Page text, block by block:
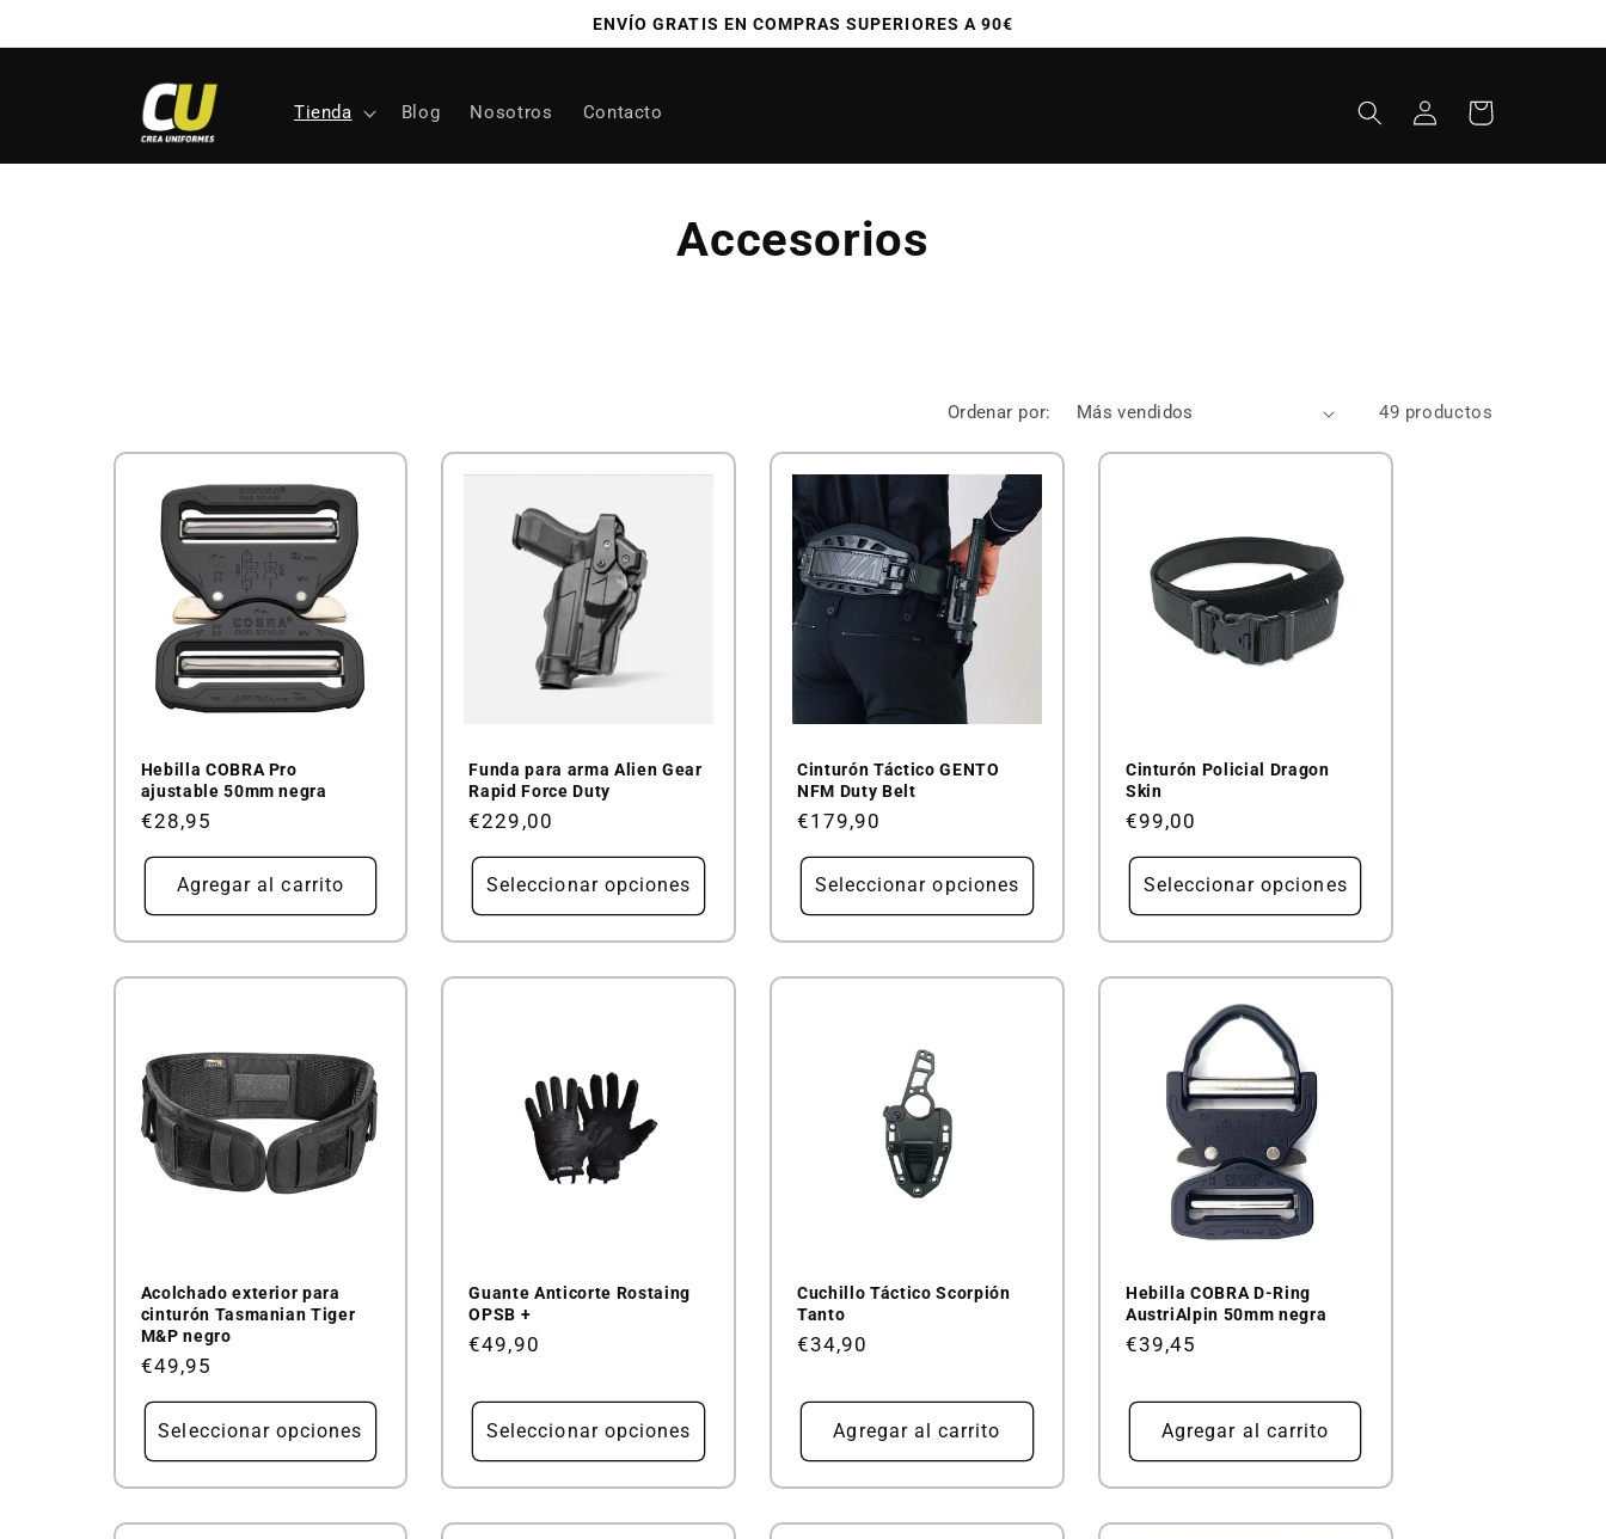
al contenido
ENVÍO GRATIS EN COMPRAS SUPERIORES A 90€
Tienda Blog Nosotros Contacto
Iniciar
sesión
Carrito
Accesorios
Ordenar por: 49 productos
Hebilla COBRA Pro
ajustable 50mm negra
Precio
€28,95
Agregar al carrito
Funda para arma Alien Gear
Rapid Force Duty
Precio
€229,00
Seleccionar opciones
Cinturón Táctico GENTO
NFM Duty Belt
Precio
€179,90
Seleccionar opciones
Cinturón Policial Dragon
Skin
Precio
€99,00
Seleccionar opciones
Acolchado exterior para
cinturón Tasmanian Tiger
M&P negro
Precio
€49,95
Seleccionar opciones
Guante Anticorte Rostaing
OPSB +
Precio
€49,90
Seleccionar opciones
Cuchillo Táctico Scorpión
Tanto
Precio
€34,90
Agregar al carrito
Hebilla COBRA D-Ring
AustriAlpin 50mm negra
Precio
€39,45
Agregar al carrito